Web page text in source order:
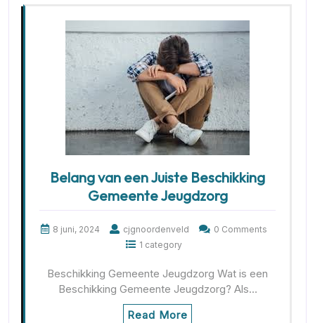
Belang van een Juiste Beschikking
Gemeente Jeugdzorg
8 juni, 2024 cjgnoordenveld
0 Comments
1 category
Beschikking Gemeente Jeugdzorg Wat is een
Beschikking Gemeente Jeugdzorg? Als…
Read More